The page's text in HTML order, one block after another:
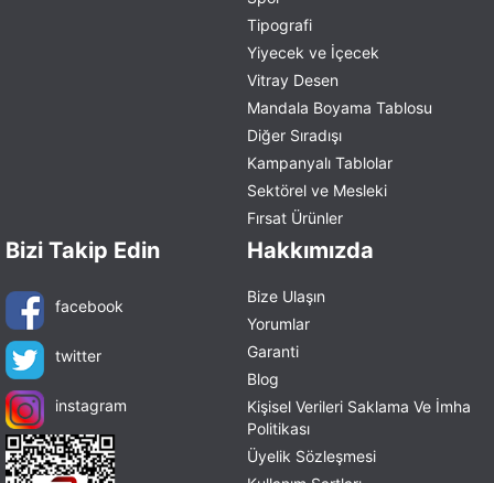
Tipografi
Yiyecek ve İçecek
Vitray Desen
Mandala Boyama Tablosu
Diğer Sıradışı
Kampanyalı Tablolar
Sektörel ve Mesleki
Fırsat Ürünler
Bizi Takip Edin
facebook
twitter
instagram
Hakkımızda
Bize Ulaşın
Yorumlar
Garanti
Blog
Kişisel Verileri Saklama Ve İmha
Politikası
Üyelik Sözleşmesi